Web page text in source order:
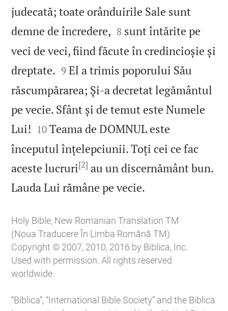
judecată; toate orânduirile Sale sunt
demne de încredere, 

8 sunt întărite pe
veci de veci, fiind făcute în credincioșie și
dreptate. 

9 El a trimis poporului Său
răscumpărarea; Și‑a decretat legământul
pe vecie. Sfânt și de temut este Numele
Lui! 

10 Teama de DOMNUL este
începutul înțelepciunii. Toți cei ce fac
aceste lucruri[2] au un discernământ bun.
Lauda Lui rămâne pe vecie.
Holy Bible, New Romanian Translation TM
(Noua Traducere În Limba Română TM)
Copyright © 2007, 2010, 2016 by Biblica, Inc.
Used with permission. All rights reserved
worldwide.
“Biblica”, “International Bible Society” and the Biblica